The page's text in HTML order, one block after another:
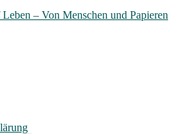
– Von Menschen und Papieren